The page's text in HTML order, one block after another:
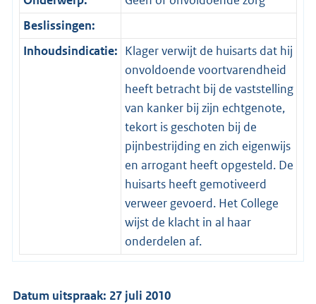
Beslissingen:
Inhoudsindicatie: Klager verwijt de huisarts dat hij
onvoldoende voortvarendheid
heeft betracht bij de vaststelling
van kanker bij zijn echtgenote,
tekort is geschoten bij de
pijnbestrijding en zich eigenwijs
en arrogant heeft opgesteld. De
huisarts heeft gemotiveerd
verweer gevoerd. Het College
wijst de klacht in al haar
onderdelen af.
Datum uitspraak: 27 juli 2010